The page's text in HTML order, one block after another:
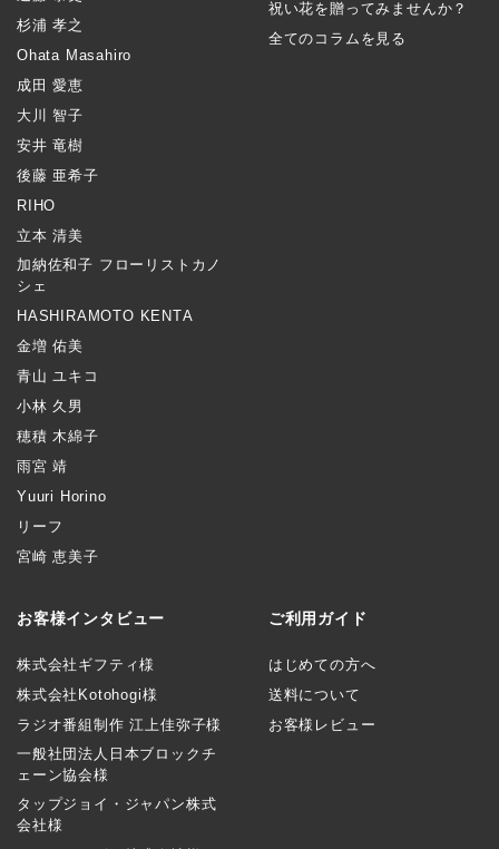
杉浦 孝之
Ohata Masahiro
成田 愛恵
大川 智子
安井 竜樹
後藤 亜希子
RIHO
立本 清美
加納佐和子 フローリストカノ
シェ
HASHIRAMOTO KENTA
金増 佑美
青山 ユキコ
小林 久男
穂積 木綿子
雨宮 靖
Yuuri Horino
リーフ
宮崎 恵美子
祝い花を贈ってみませんか？
全てのコラムを見る
お客様インタビュー
株式会社ギフティ様
株式会社Kotohogi様
ラジオ番組制作 江上佳弥子様
一般社団法人日本ブロックチ
ェーン協会様
タップジョイ・ジャパン株式
会社様
ご利用ガイド
はじめての方へ
送料について
お客様レビュー